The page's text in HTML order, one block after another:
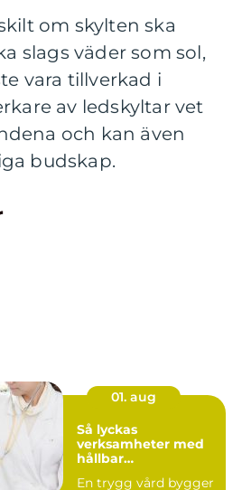
om skylten ska
slags väder som sol,
vara tillverkad i
av ledskyltar vet
och kan även
budskap.
01. aug
Så lyckas
verksamheter med
hållbar
En trygg vård bygger